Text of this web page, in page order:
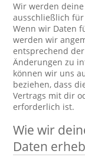
Wir werden
ausschließlich
Wenn wir Daten
werden wir
entsprechend
Änderungen zu
können wir uns
beziehen, dass
Vertrags mit dir
erforderlich ist.
Wie wir
Daten